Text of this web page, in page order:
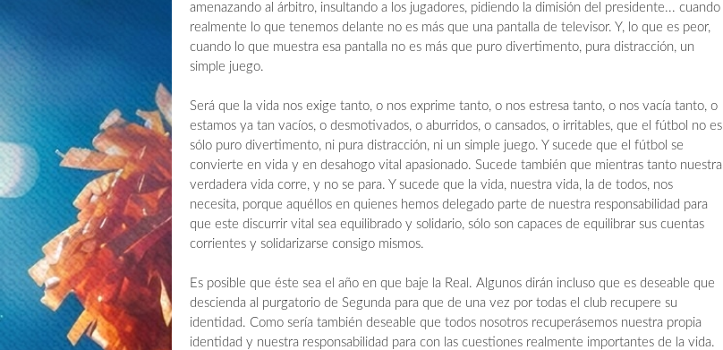
amenazando al árbitro, insultando a los jugadores, pidiendo la dimisión del presidente... cuando
realmente lo que tenemos delante no es más que una pantalla de televisor. Y, lo que es peor,
cuando lo que muestra esa pantalla no es más que puro divertimento, pura distracción, un
simple juego.
Será que la vida nos exige tanto, o nos exprime tanto, o nos estresa tanto, o nos vacía tanto, o
estamos ya tan vacíos, o desmotivados, o aburridos, o cansados, o irritables, que el fútbol no es
sólo puro divertimento, ni pura distracción, ni un simple juego. Y sucede que el fútbol se
convierte en vida y en desahogo vital apasionado. Sucede también que mientras tanto nuestra
verdadera vida corre, y no se para. Y sucede que la vida, nuestra vida, la de todos, nos
necesita, porque aquéllos en quienes hemos delegado parte de nuestra responsabilidad para
que este discurrir vital sea equilibrado y solidario, sólo son capaces de equilibrar sus cuentas
corrientes y solidarizarse consigo mismos.
Es posible que éste sea el año en que baje la Real. Algunos dirán incluso que es deseable que
descienda al purgatorio de Segunda para que de una vez por todas el club recupere su
identidad. Como sería también deseable que todos nosotros recuperásemos nuestra propia
identidad y nuestra responsabilidad para con las cuestiones realmente importantes de la vida.